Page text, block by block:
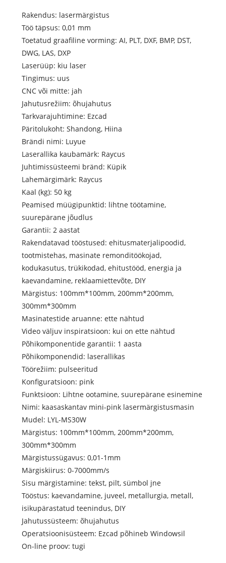
Rakendus: lasermärgistus
Töö täpsus: 0,01 mm
Toetatud graafiline vorming: AI, PLT, DXF, BMP, DST,
DWG, LAS, DXP
Laserüüp: kiu laser
Tingimus: uus
CNC või mitte: jah
Jahutusrežiim: õhujahutus
Tarkvarajuhtimine: Ezcad
Päritolukoht: Shandong, Hiina
Brändi nimi: Luyue
Laserallika kaubamärk: Raycus
Juhtimissüsteemi bränd: Küpik
Lahemärgimärk: Raycus
Kaal (kg): 50 kg
Peamised müügipunktid: lihtne töötamine,
suurepärane jõudlus
Garantii: 2 aastat
Rakendatavad tööstused: ehitusmaterjalipoodid,
tootmistehas, masinate remonditöökojad,
kodukasutus, trükikodad, ehitustööd, energia ja
kaevandamine, reklaamiettevõte, DIY
Märgistus: 100mm*100mm, 200mm*200mm,
300mm*300mm
Masinatestide aruanne: ette nähtud
Video väljuv inspiratsioon: kui on ette nähtud
Põhikomponentide garantii: 1 aasta
Põhikomponendid: laserallikas
Töörežiim: pulseeritud
Konfiguratsioon: pink
Funktsioon: Lihtne ootamine, suurepärane esinemine
Nimi: kaasaskantav mini-pink lasermärgistusmasin
Mudel: LYL-MS30W
Märgistus: 100mm*100mm, 200mm*200mm,
300mm*300mm
Märgistussügavus: 0,01-1mm
Märgiskiirus: 0-7000mm/s
Sisu märgistamine: tekst, pilt, sümbol jne
Tööstus: kaevandamine, juveel, metallurgia, metall,
isikupärastatud teenindus, DIY
Jahutussüsteem: õhujahutus
Operatsioonisüsteem: Ezcad põhineb Windowsil
On-line proov: tugi